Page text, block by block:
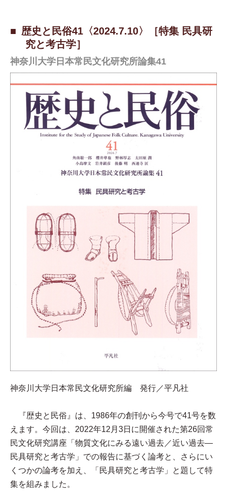
歴史と民俗41〈2024.7.10〉［特集 民具研
究と考古学］
神奈川大学日本常民文化研究所論集41
神奈川大学日本常民文化研究所編 発行／平凡社
『歴史と民俗』は、1986年の創刊から今号で41号を数
えます。今回は、2022年12月3日に開催された第26回常
民文化研究講座「物質文化にみる遠い過去／近い過去—
民具研究と考古学」での報告に基づく論考と、さらにい
くつかの論考を加え、「民具研究と考古学」と題して特
集を組みました。